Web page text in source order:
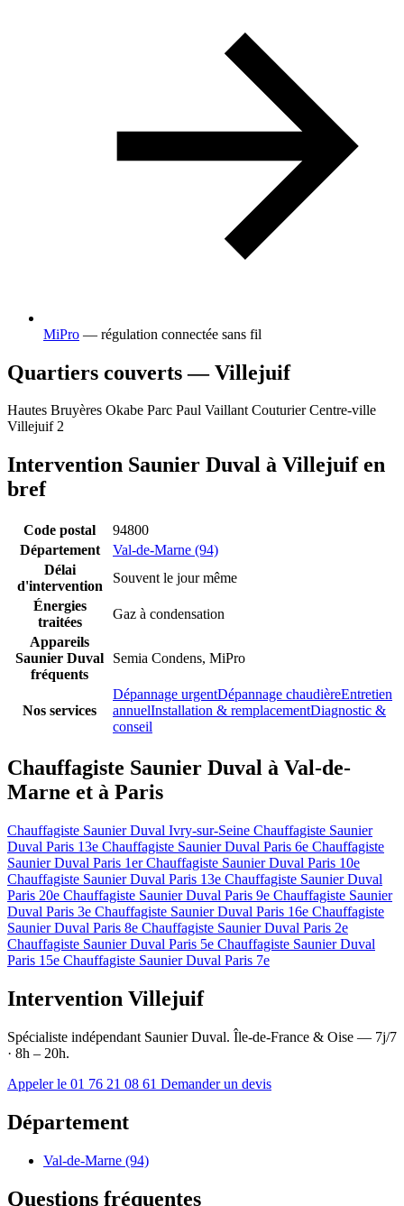
MiPro — régulation connectée sans fil
Quartiers couverts — Villejuif
Hautes Bruyères Okabe Parc Paul Vaillant CouturierCentre-ville
Villejuif 2
Intervention Saunier Duval à Villejuif en
bref
Code postal
94800
Département
Val-de-Marne (94)
Délai
d'intervention
Souvent le jour même
Énergies
traitées
Gaz à condensation
Appareils
Saunier Duval
fréquents
Semia Condens, MiPro
Nos services
Dépannage urgentDépannage chaudièreEntretien
annuelInstallation & remplacementDiagnostic &
conseil
Chauffagiste Saunier Duval à Val-de-
Marne et à Paris
Chauffagiste Saunier Duval Ivry-sur-Seine Chauffagiste Saunier
Duval Paris 13e Chauffagiste Saunier Duval Paris 6e Chauffagiste
Saunier Duval Paris 1erChauffagiste Saunier Duval Paris 10e
Chauffagiste Saunier Duval Paris 13e Chauffagiste Saunier Duval
Paris 20e Chauffagiste Saunier Duval Paris 9e Chauffagiste Saunier
Duval Paris 3e Chauffagiste Saunier Duval Paris 16e Chauffagiste
Saunier Duval Paris 8e Chauffagiste Saunier Duval Paris 2e
Chauffagiste Saunier Duval Paris 5e Chauffagiste Saunier Duval
Paris 15e Chauffagiste Saunier Duval Paris 7e
Intervention Villejuif
Spécialiste indépendant Saunier Duval. Île-de-France & Oise — 7j/7
· 8h – 20h.
Appeler le 01 76 21 08 61 Demander un devis
Département
Val-de-Marne (94)
Questions fréquentes